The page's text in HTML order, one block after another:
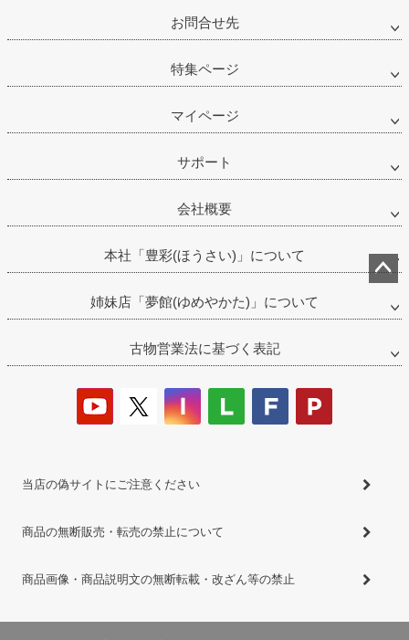
ジト
お問合せ先
特集ページ
マイページ
サポート
会社概要
本社「豊彩(ほうさい)」について
姉妹店「夢館(ゆめやかた)」について
古物営業法に基づく表記
当店の偽サイトにご注意ください
商品の無断販売・転売の禁止について
商品画像・商品説明文の無断転載・改ざん等の禁止